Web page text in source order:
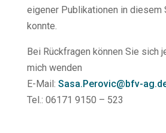
eigener Publikationen in diesem
konnte.
Bei Rückfragen können Sie sich
mich wenden
E-Mail: Sasa.Perovic@bfv-
Tel.: 06171 9150 – 523